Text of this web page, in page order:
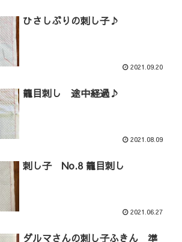
ひさしぶりの刺し子♪
2021.09.20
籠目刺し 途中経過♪
2021.08.09
刺し子 No.8 籠目刺し
2021.06.27
ダルマさんの刺し子ふきん 準